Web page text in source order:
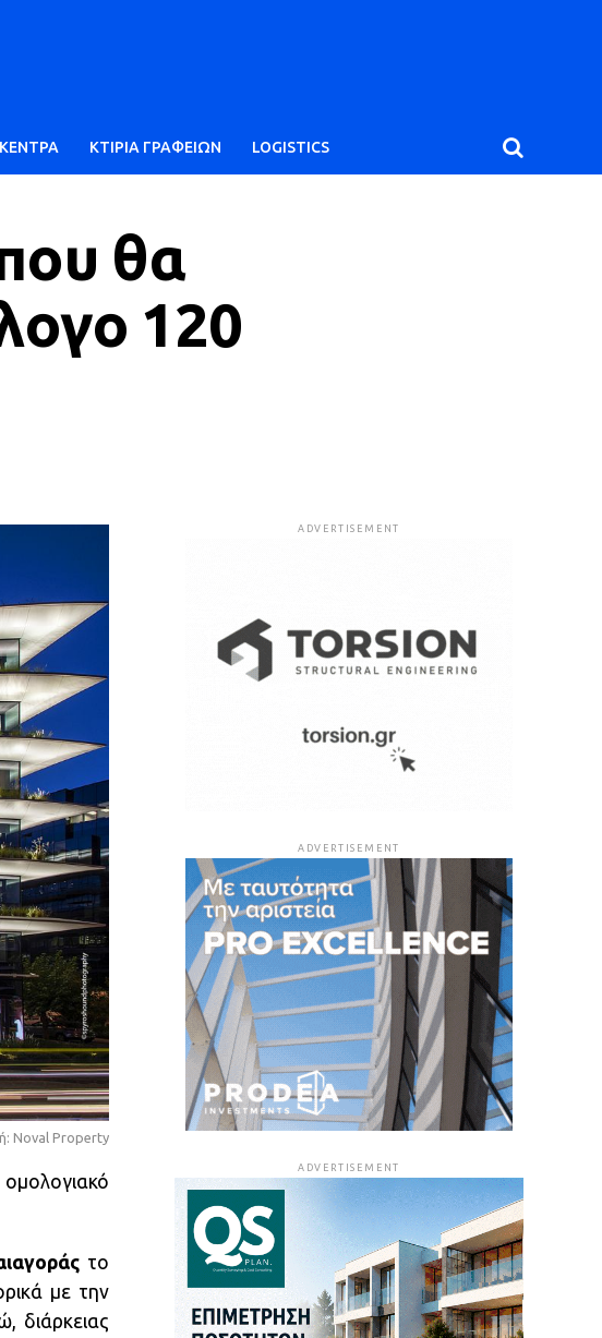
ΚΤΙΡΙΑ ΓΡΑΦΕΙΩΝ LOGISTICS
θα
120
Noval Property
το
με την
διάρκειας
ADVERTISEMENT
ADVERTISEMENT
ADVERTISEMENT